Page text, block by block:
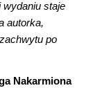
wydaniu staje
autorka,
po
Nakarmiona